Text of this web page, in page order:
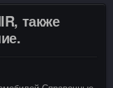
также